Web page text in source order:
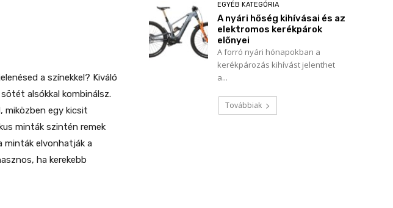
a színekkel? Kiváló
alsókkal kombinálsz.
miközben egy kicsit
minták szintén remek
minták elvonhatják a
ha kerekebb
EGYÉB KATEGÓRIA
A nyári hőség kihívásai és az
elektromos kerékpárok
előnyei
A forró nyári hónapokban a
kerékpározás kihívást jelenthet
a...
Továbbiak